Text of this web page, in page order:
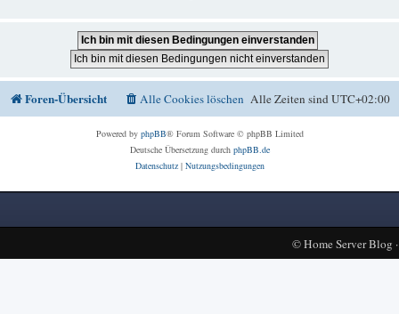
Foren-Übersicht Alle Zeiten sindUTC+02:00
Alle Cookies löschen
Powered by phpBB® Forum Software © phpBB Limited
Deutsche Übersetzung durch phpBB.de
Datenschutz| Nutzungsbedingungen
©Home Server Blog